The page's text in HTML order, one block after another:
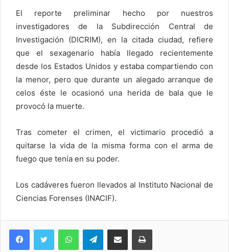
El reporte preliminar hecho por nuestros
investigadores de la Subdirección Central de
Investigación (DICRIM), en la citada ciudad, refiere
que el sexagenario había llegado recientemente
desde los Estados Unidos y estaba compartiendo con
la menor, pero que durante un alegado arranque de
celos éste le ocasionó una herida de bala que le
provocó la muerte.
Tras cometer el crimen, el victimario procedió a
quitarse la vida de la misma forma con el arma de
fuego que tenía en su poder.
Los cadáveres fueron llevados al Instituto Nacional de
Ciencias Forenses (INACIF).
WhatsAppTelegramCompartir via Email Imprimi